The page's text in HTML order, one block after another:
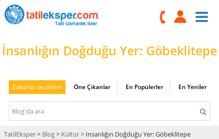
İnsanlığın Doğduğu Yer: Göbeklitepe
Editörün seçtikleri Öne Çıkanlar En Popülerler En Yeniler
TatilEksper> Blog> Kültür> İnsanlığın Doğduğu Yer: Göbeklitepe